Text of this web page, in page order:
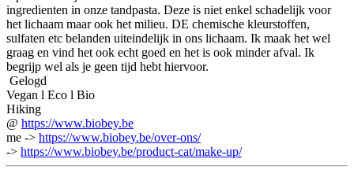
ingredienten in onze tandpasta. Deze is niet enkel schadelijk voor
het lichaam maar ook het milieu. DE chemische kleurstoffen,
sulfaten etc belanden uiteindelijk in ons lichaam. Ik maak het wel
graag en vind het ook echt goed en het is ook minder afval. Ik
begrijp wel als je geen tijd hebt hiervoor.
Gelogd
Vegan l Eco l Bio
Hiking
@ https://www.biobey.be
me -> https://www.biobey.be/over-ons/
-> https://www.biobey.be/product-cat/make-up/